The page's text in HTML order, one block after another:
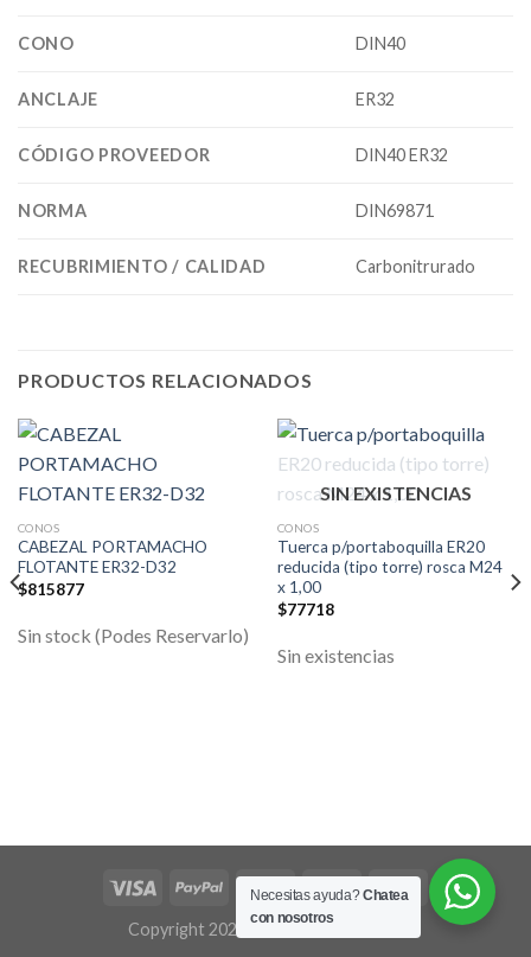
CONO DIN40
ANCLAJE ER32
CÓDIGO PROVEEDOR DIN40 ER32
NORMA DIN69871
RECUBRIMIENTO / CALIDAD Carbonitrurado
PRODUCTOS RELACIONADOS
CONOS
CABEZAL PORTAMACHO
FLOTANTE ER32-D32
$815877
Sin stock (Podes Reservarlo)
SIN EXISTENCIAS
CONOS
Tuerca p/portaboquilla ER20
reducida (tipo torre) rosca M24
x 1,00
$77718
Sin existencias
Copyright 2026 ©Flatsome Theme
Necesitas ayuda?Chatea
con nosotros